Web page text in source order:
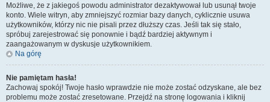
Możliwe, że z jakiegoś powodu administrator dezaktywował lub usunął twoje
konto. Wiele witryn, aby zmniejszyć rozmiar bazy danych, cyklicznie usuwa
użytkowników, którzy nic nie pisali przez dłuższy czas. Jeśli tak się stało,
spróbuj zarejestrować się ponownie i bądź bardziej aktywnym i
zaangażowanym w dyskusje użytkownikiem.
Na górę
Nie pamiętam hasła!
Zachowaj spokój! Twoje hasło wprawdzie nie może zostać odzyskane, ale bez
problemu może zostać zresetowane. Przejdź na stronę logowania i kliknij